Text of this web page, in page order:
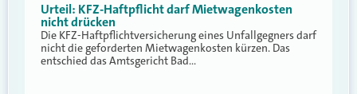
Urteil: KFZ-Haftpflicht darf Mietwagenkosten
nicht drücken
Die KFZ-Haftpflichtversicherung eines Unfallgegners darf
nicht die geforderten Mietwagenkosten kürzen. Das
entschied das Amtsgericht Bad…